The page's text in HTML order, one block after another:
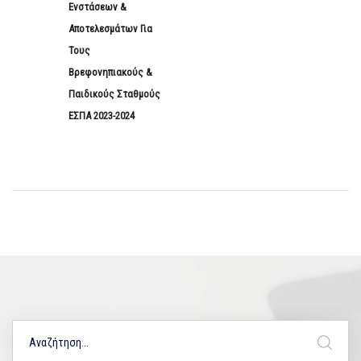
Ενστάσεων &
Αποτελεσμάτων Για
Τους
Βρεφονηπιακούς &
Παιδικούς Σταθμούς
ΕΣΠΑ 2023-2024